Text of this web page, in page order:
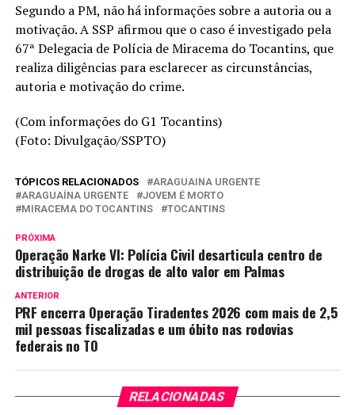
Segundo a PM, não há informações sobre a autoria ou a
motivação. A SSP afirmou que o caso é investigado pela
67ª Delegacia de Polícia de Miracema do Tocantins, que
realiza diligências para esclarecer as circunstâncias,
autoria e motivação do crime.
(Com informações do G1 Tocantins)
(Foto: Divulgação/SSPTO)
TÓPICOS RELACIONADOS
ARAGUAINA URGENTE
ARAGUAÍNA URGENTE
JOVEM É MORTO
MIRACEMA DO TOCANTINS
TOCANTINS
PRÓXIMA
Operação Narke VI: Polícia Civil desarticula centro de
distribuição de drogas de alto valor em Palmas
ANTERIOR
PRF encerra Operação Tiradentes 2026 com mais de 2,5
mil pessoas fiscalizadas e um óbito nas rodovias
federais no TO
RELACIONADAS